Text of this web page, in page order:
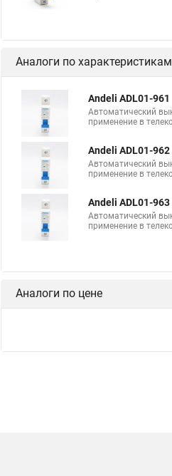
Аналоги по характеристикам
Andeli ADL01-961
Автоматический
применение в
Andeli ADL01-962
Автоматический
применение в
Andeli ADL01-963
Автоматический
применение в
Аналоги по цене